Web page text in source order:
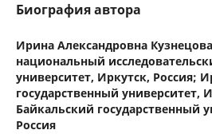
Биография автора
Ирина Александровна
национальный
университет, Иркутск, Россия;
государственный университет,
Байкальский государственный
Россия